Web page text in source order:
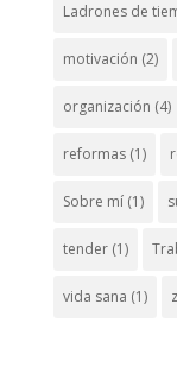
Ladrones de
motivación (2)
organización (4)
reformas(1)
Sobre mí(1)
tender(1)
vida sana (1)